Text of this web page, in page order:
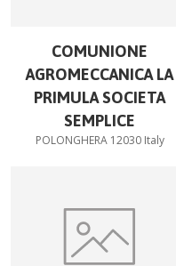
COMUNIONE
AGROMECCANICA LA
PRIMULA SOCIETA
SEMPLICE
POLONGHERA 12030 Italy